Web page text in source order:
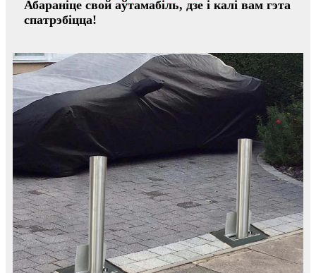
Абараніце свой аўтамабіль, дзе і калі вам гэта
спатрэбіцца!